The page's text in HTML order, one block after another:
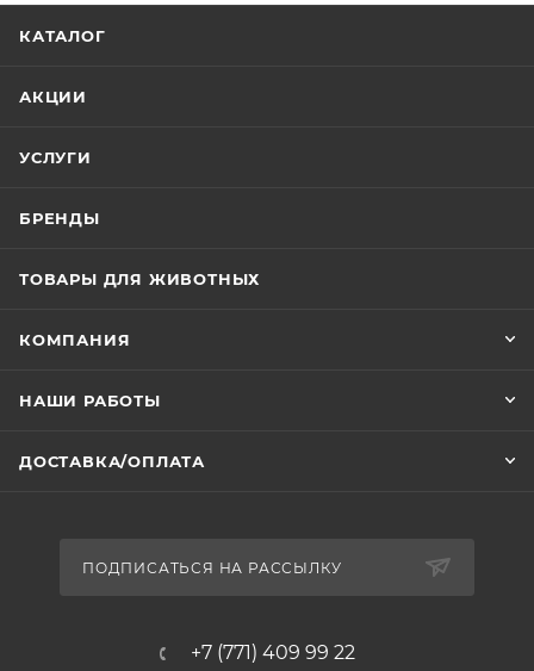
КАТАЛОГ
АКЦИИ
УСЛУГИ
БРЕНДЫ
ТОВАРЫ ДЛЯ ЖИВОТНЫХ
КОМПАНИЯ
НАШИ РАБОТЫ
ДОСТАВКА/ОПЛАТА
ПОДПИСАТЬСЯ НА РАССЫЛКУ
+7 (771) 409 99 22